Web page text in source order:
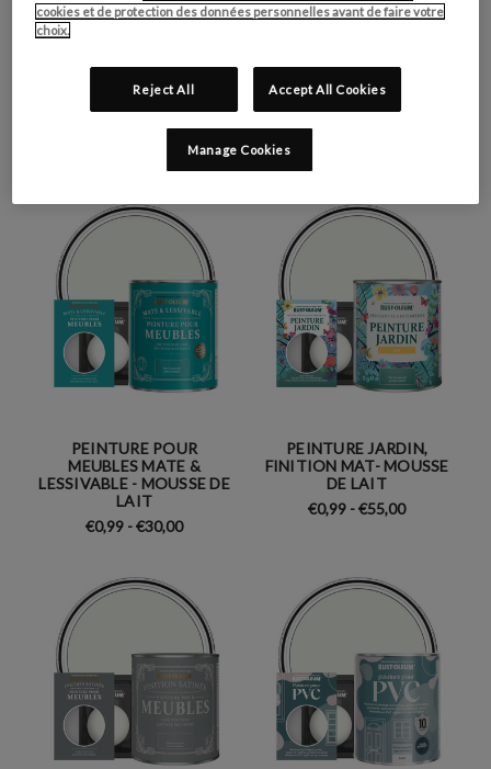
PEINTURE POUR SOLS
CHALKY - MOUSSE DE
PEINTURE POUR
MEUBLES BRILLANTE -
MOUSSE DE LAIT
PEINTURE POUR
MEUBLES MATE &
LESSIVABLE - MOUSSE DE
LAIT
€0,99 - €30,00
PEINTURE JARDIN,
FINITION MAT- MOUSSE
DE LAIT
€0,99 - €55,00
cookies et de protection des données personnelles avant de faire votre
choix.
Reject All Accept All Cookies
Manage Cookies